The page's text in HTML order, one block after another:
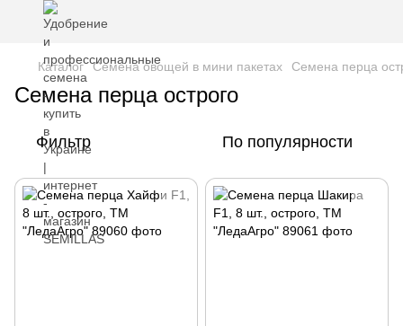
Каталог Семена овощей в мини пакетах Семена перца
Семена перца острого
Фильтр По популярности